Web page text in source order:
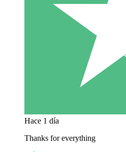
Hace 1 día
Thanks for everything